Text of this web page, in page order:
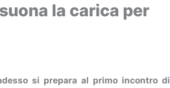
la carica per
si prepara al primo incontro di